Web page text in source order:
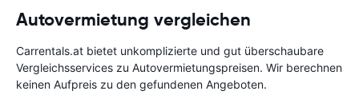
Autovermietung vergleichen
Carrentals.at bietet unkomplizierte und gut überschaubare
Vergleichsservices zu Autovermietungspreisen. Wir berechnen
keinen Aufpreis zu den gefundenen Angeboten.